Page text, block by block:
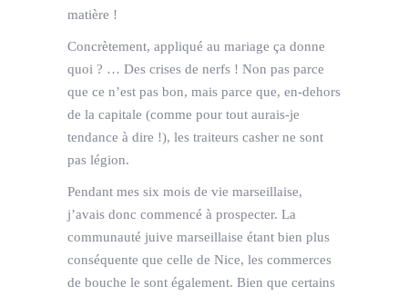
matière !
Concrètement, appliqué au mariage ça donne
quoi ? … Des crises de nerfs ! Non pas parce
que ce n’est pas bon, mais parce que, en-dehors
de la capitale (comme pour tout aurais-je
tendance à dire !), les traiteurs casher ne sont
pas légion.
Pendant mes six mois de vie marseillaise,
j’avais donc commencé à prospecter. La
communauté juive marseillaise étant bien plus
conséquente que celle de Nice, les commerces
de bouche le sont également. Bien que certains